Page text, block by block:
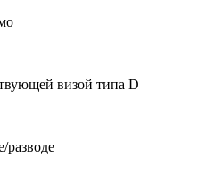
визой типа D
разводе